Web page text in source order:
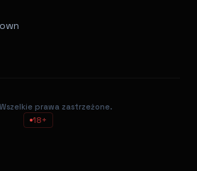
prawa zastrzeżone.
18+